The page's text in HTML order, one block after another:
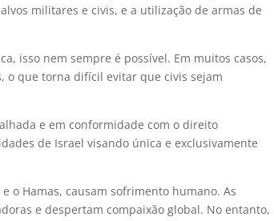
militares e civis, e a utilização de armas de
isso nem sempre é possível. Em muitos casos,
o que torna difícil evitar que civis sejam
e em conformidade com o direito
de Israel visando única e exclusivamente
o Hamas, causam sofrimento humano. As
e despertam compaixão global. No entanto,